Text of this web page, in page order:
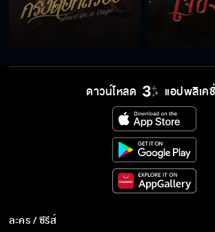
มวยไทยเป็นศาสตร์ที่มีครู
พนัน
ดาวน์โหลด แอปพลิเค
ละคร / ซีรีส์